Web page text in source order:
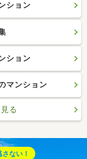
ション
ション
マンション
る
ない！